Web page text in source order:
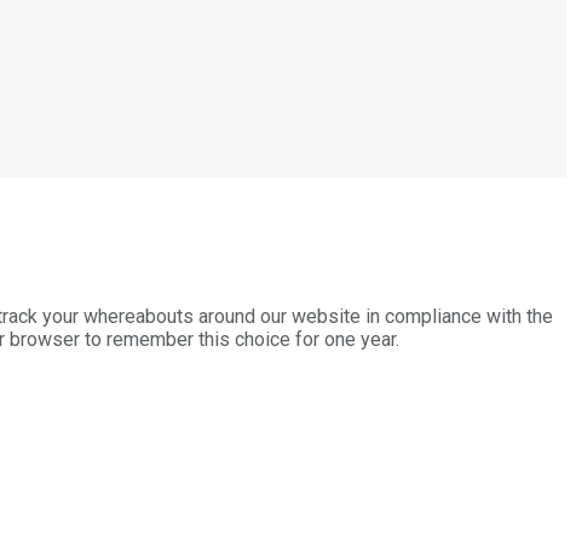
your whereabouts around our website in compliance with the
to remember this choice for one year.